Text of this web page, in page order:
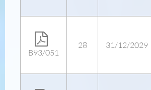
B93/051
28 31/12/2029